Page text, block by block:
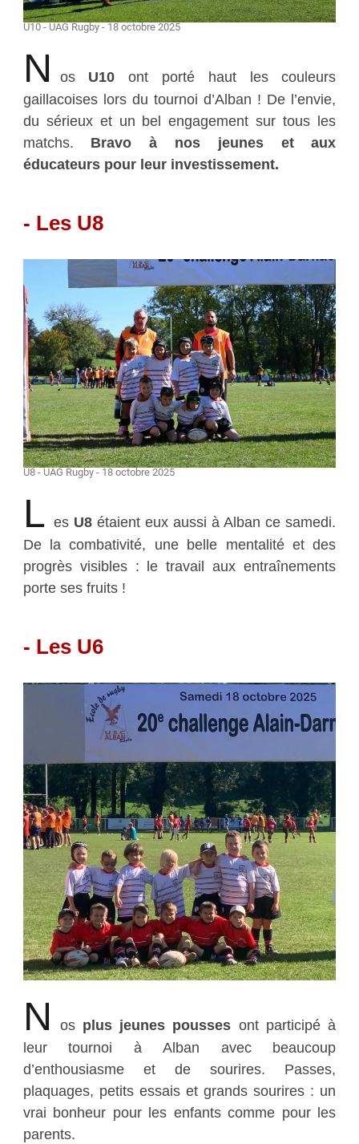
U10 - UAG Rugby - 18 octobre 2025
N os U10 ont porté haut les couleurs
gaillacoises lors du tournoi d’Alban ! De l’envie,
du sérieux et un bel engagement sur tous les
matchs. Bravo à nos jeunes et aux
éducateurs pour leur investissement.
- Les U8
U8 - UAG Rugby - 18 octobre 2025
L es U8étaient eux aussi à Alban ce samedi.
De la combativité, une belle mentalité et des
progrès visibles : le travail aux entraînements
porte ses fruits !
- Les U6
N os plus jeunes pousses ont participé à
leur tournoi à Alban avec beaucoup
d’enthousiasme et de sourires. Passes,
plaquages, petits essais et grands sourires : un
vrai bonheur pour les enfants comme pour les
parents.